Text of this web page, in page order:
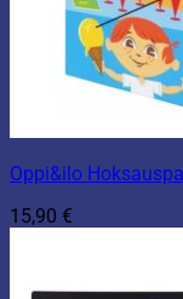
Oppi&ilo
15,90 €